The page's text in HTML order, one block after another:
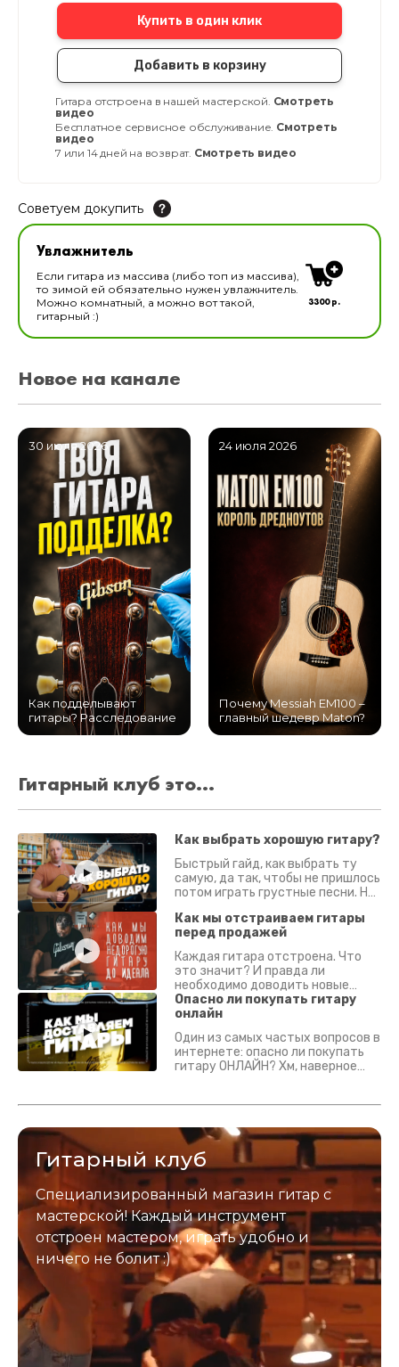
Купить в один клик
Добавить в корзину
Гитара отстроена в нашей мастерской. Смотреть
видео
Бесплатное сервисное обслуживание. Смотреть
видео
7 или 14 дней на возврат. Смотреть видео
Советуем докупить
Увлажнитель для музыкальных инструментов
В наличии
Увлажнитель
Если гитара из массива (либо топ из массива),
то зимой ей обязательно нужен увлажнитель.
Можно комнатный, а можно вот такой,
гитарный :)
3300 р.
Новое на канале
30 июля 2026
Как подделывают
гитары? Расследование
24 июля 2026
Почему Messiah EM100 –
главный шедевр Maton?
Гитарный клуб это...
Как выбрать хорошую гитару?
Быстрый гайд, как выбрать ту
самую, да так, чтобы не пришлось
потом играть грустные песни. На
Как мы отстраиваем гитары
перед продажей
Каждая гитара отстроена. Что
это значит? И правда ли
необходимо доводить новые
гитары? Если кратко - да.
Подробно - в видео :)
Опасно ли покупать гитару
онлайн
Один из самых частых вопросов в
интернете: опасно ли покупать
гитару ОНЛАЙН? Хм, наверное
застрахован. Случись что -
Гитарный клуб
Специализированный магазин гитар с
мастерской! Каждый инструмент
отстроен мастером, играть удобно и
ничего не болит :)